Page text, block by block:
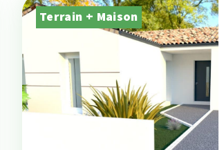
Terrain + Maison